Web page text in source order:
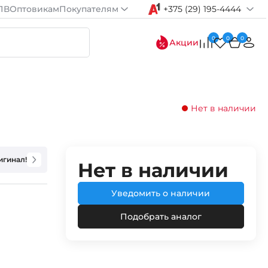
ОптовикамПокупателям +375 (29) 195-4444
Акции 0 0 0
Нет в наличии
Нет в наличии
Уведомить о наличии
Подобрать аналог